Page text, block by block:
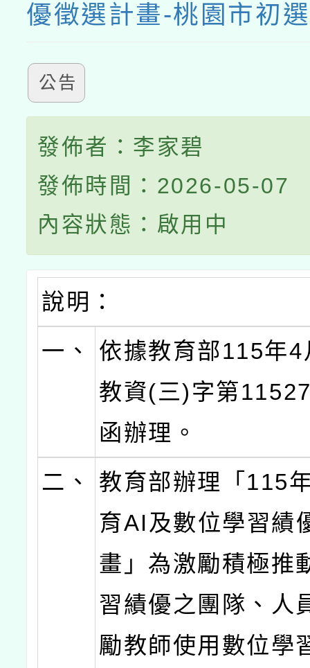
優徵選計畫-桃園市初
公告
發佈者：李家碧
發佈時間：2026-05-07
內容狀態：啟用中
說明：
一、
依據教育部115年
教資(三)字第
函辦理。
二、
教育部辦理「115
育AI及數位學習績
畫」為激勵積極推
習績優之團隊、人
勵教師使用數位學